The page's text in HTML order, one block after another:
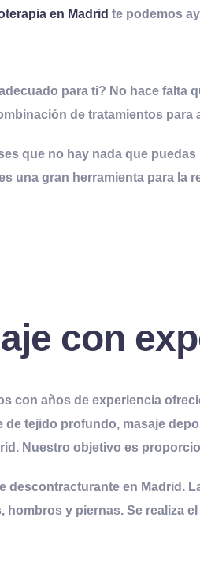
en Madrid te podemos
para ti? No hace falta
de tratamientos para
que no hay nada que
una gran herramienta para la
con
con años de experiencia
de tejido profundo, masaje
Nuestro objetivo es
descontracturante en Madrid.
y piernas. Se realiza